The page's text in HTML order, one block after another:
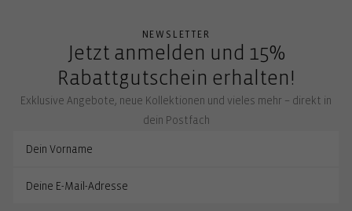
NEWSLETTER
Jetzt anmelden und 15%
Rabattgutschein erhalten!
Exklusive Angebote, neue Kollektionen und vieles mehr – direkt in
dein Postfach